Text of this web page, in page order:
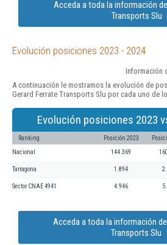
Acceda a toda la información
Transports Slu
Evolución posiciones 2023 - 2024
Información
A continuación le mostramos la evolución de
Gerard Ferrate Transports Slu por cada uno de
Evolución posiciones 2023
Ranking Posición 2023
Nacional 144.369
Tarragona 1.894
Sector CNAE 4941 4.946
Acceda a toda la información
Transports Slu